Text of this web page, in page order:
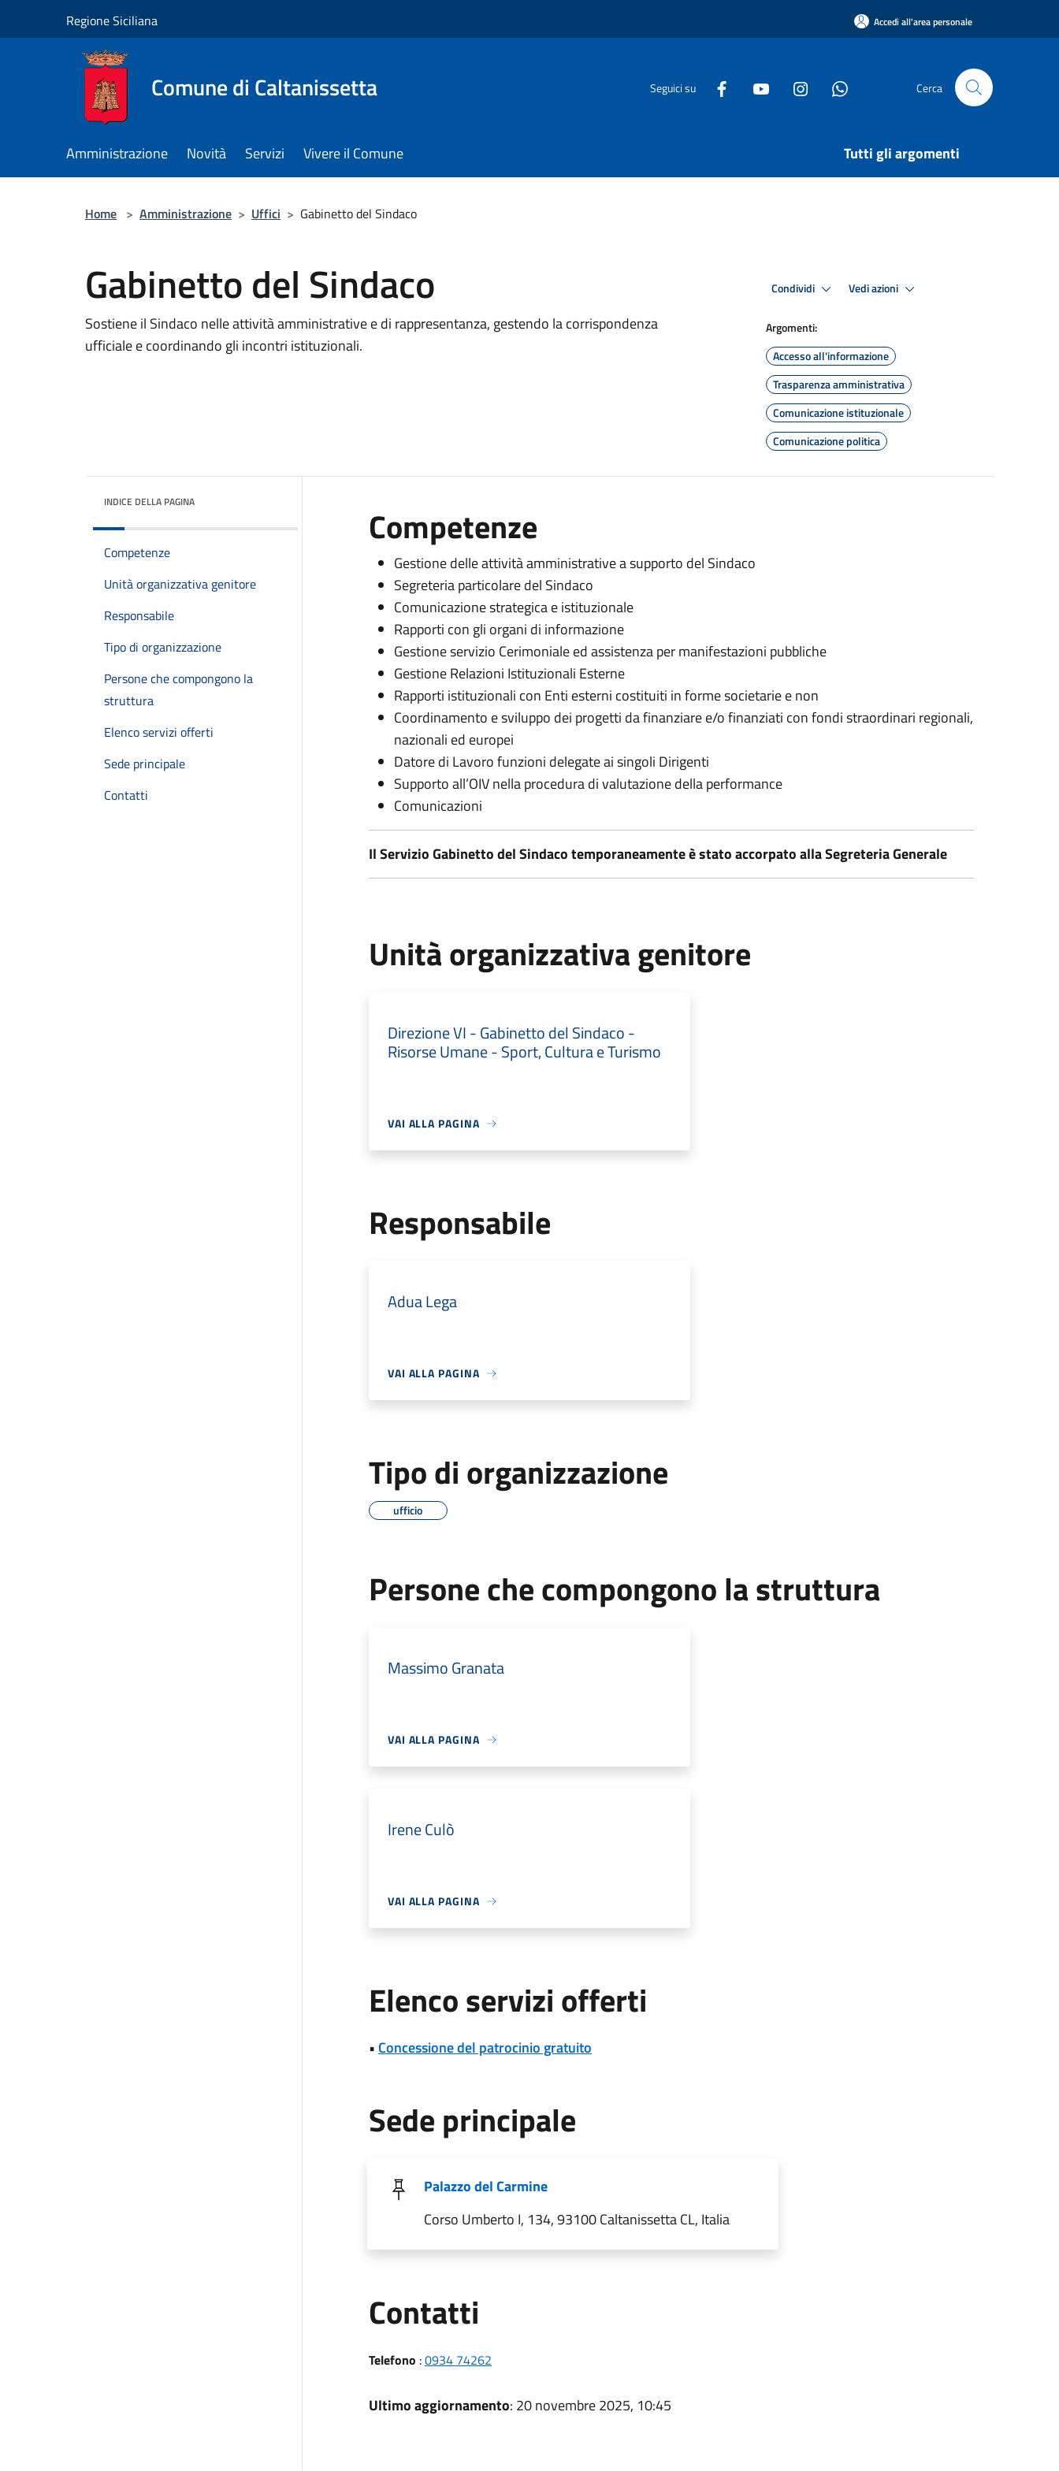
Regione Siciliana Accedi all'area personale
Comune di Caltanissetta Seguici su Cerca
Amministrazione Novità Servizi Vivere il Comune Tutti gli argomenti
Home > Amministrazione > Uffici > Gabinetto del Sindaco
Gabinetto del Sindaco
Sostiene il Sindaco nelle attività amministrative e di rappresentanza, gestendo la corrispondenza
ufficiale e coordinando gli incontri istituzionali.
Condividi Vedi azioni
Argomenti:
Accesso all'informazione
Trasparenza amministrativa
Comunicazione istituzionale
Comunicazione politica
INDICE DELLA PAGINA
Competenze
Unità organizzativa genitore
Responsabile
Tipo di organizzazione
Persone che compongono la
struttura
Elenco servizi offerti
Sede principale
Contatti
Competenze
Gestione delle attività amministrative a supporto del Sindaco
Segreteria particolare del Sindaco
Comunicazione strategica e istituzionale
Rapporti con gli organi di informazione
Gestione servizio Cerimoniale ed assistenza per manifestazioni pubbliche
Gestione Relazioni Istituzionali Esterne
Rapporti istituzionali con Enti esterni costituiti in forme societarie e non
Coordinamento e sviluppo dei progetti da finanziare e/o finanziati con fondi straordinari regionali,
nazionali ed europei
Datore di Lavoro funzioni delegate ai singoli Dirigenti
Supporto all’OIV nella procedura di valutazione della performance
Comunicazioni
Il Servizio Gabinetto del Sindaco temporaneamente è stato accorpato alla Segreteria Generale
Unità organizzativa genitore
Direzione VI - Gabinetto del Sindaco -
Risorse Umane - Sport, Cultura e Turismo
VAI ALLA PAGINA
Responsabile
Adua Lega
VAI ALLA PAGINA
Tipo di organizzazione
ufficio
Persone che compongono la struttura
Massimo Granata
VAI ALLA PAGINA
Irene Culò
VAI ALLA PAGINA
Elenco servizi offerti
• Concessione del patrocinio gratuito
Sede principale
Palazzo del Carmine
Corso Umberto I, 134, 93100 Caltanissetta CL, Italia
Contatti
Telefono :0934 74262
Ultimo aggiornamento: 20 novembre 2025, 10:45